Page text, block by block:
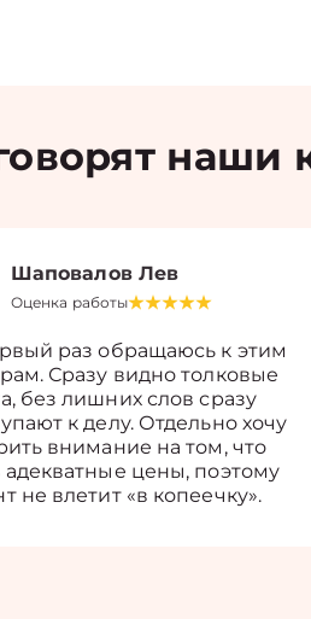
наши
Шаповалов Лев
Оценка работы
раз обращаюсь к этим
Сразу видно толковые
без лишних слов сразу
к делу. Отдельно хочу
внимание на том, что
адекватные цены, поэтому
не влетит «в копеечку».